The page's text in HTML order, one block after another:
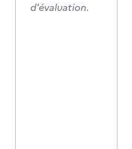
d'évaluation.